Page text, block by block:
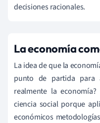
decisiones racionales.
La economía
La idea de que la
punto de partida para
realmente la
ciencia social porque
económicos